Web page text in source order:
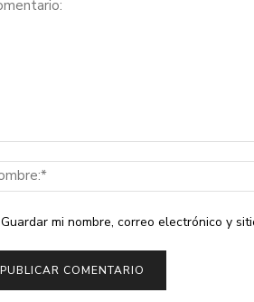
Guardar mi nombre, correo electrónico y